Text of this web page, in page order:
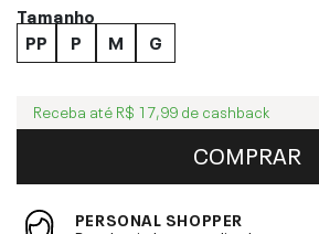
Tamanho
PP
P M G
Receba até R$ 17,99 de cashback
COMPRAR
PERSONAL SHOPPER